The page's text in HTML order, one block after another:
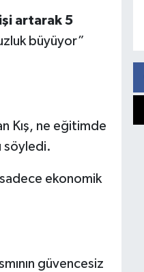
artarak 5
büyüyor”
Kış, ne eğitimde
söyledi.
ekonomik
güvencesiz